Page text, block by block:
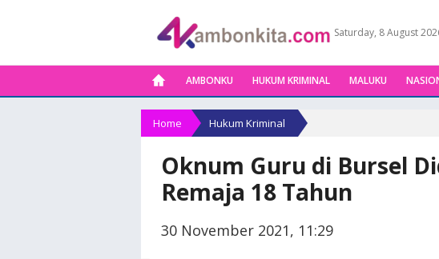
Saturday, 8 August
AMBONKU HUKUM KRIMINAL MALUKU
Home Hukum Kriminal
Oknum Guru di Bursel
Remaja 18 Tahun
30 November 2021, 11:29